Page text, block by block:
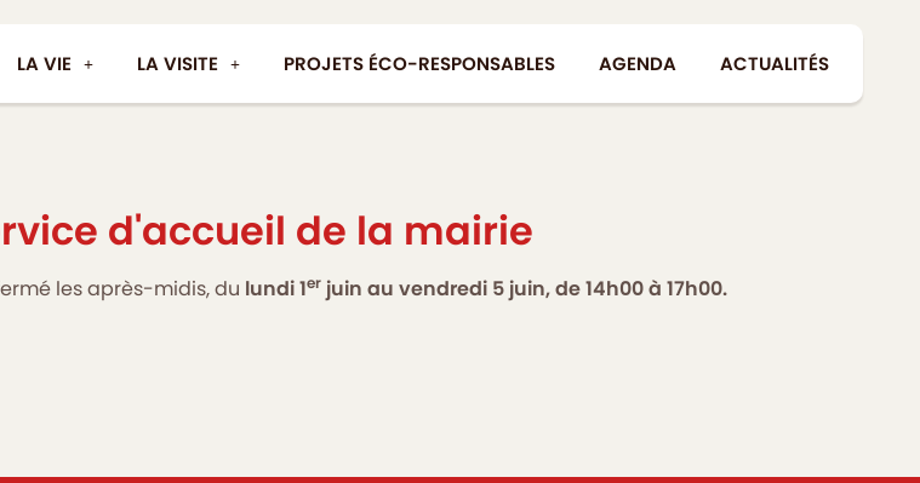
LA VIE LA VISITE PROJETS ÉCO-RESPONSABLES AGENDA ACTUALITÉS
d'accueil de la mairie
les après-midis, du lundi 1er juin au vendredi 5 juin, de 14h00 à 17h00.